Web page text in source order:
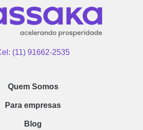
(11) 91662-2535
Quem Somos
Para empresas
Blog